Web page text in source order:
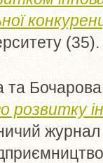
та
розвитку